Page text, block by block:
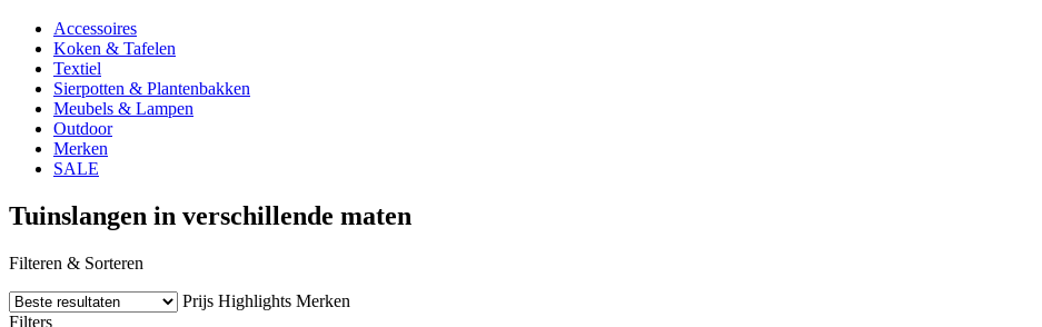
Accessoires
Koken & Tafelen
Textiel
Sierpotten & Plantenbakken
Meubels & Lampen
Outdoor
Merken
SALE
Tuinslangen in verschillende maten
Filteren & Sorteren
Prijs Highlights Merken
Filters